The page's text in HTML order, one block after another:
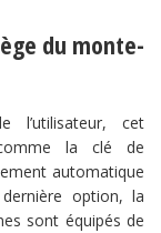
du monte-
l’utilisateur, cet
la clé de
automatique
option, la
sont équipés de